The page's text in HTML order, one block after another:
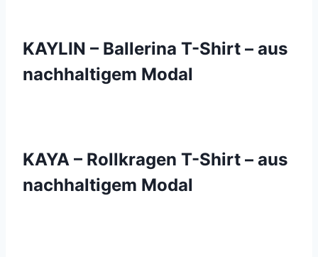
KAYLIN – Ballerina T-Shirt – aus
nachhaltigem Modal
KAYA – Rollkragen T-Shirt – aus
nachhaltigem Modal